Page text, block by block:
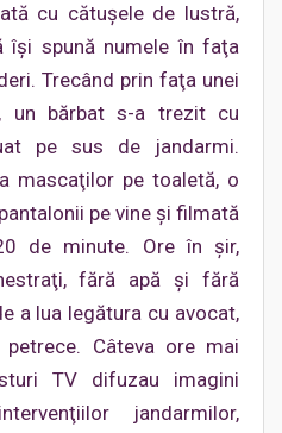
cu cătuşele de lustră,
îşi spună numele în faţa
Trecând prin faţa unei
un bărbat s-a trezit cu
pe sus de jandarmi.
mascaţilor pe toaletă, o
pe vine şi filmată
de minute. Ore în şir,
fără apă şi fără
a lua legătura cu avocat,
Câteva ore mai
TV difuzau imagini
jandarmilor,